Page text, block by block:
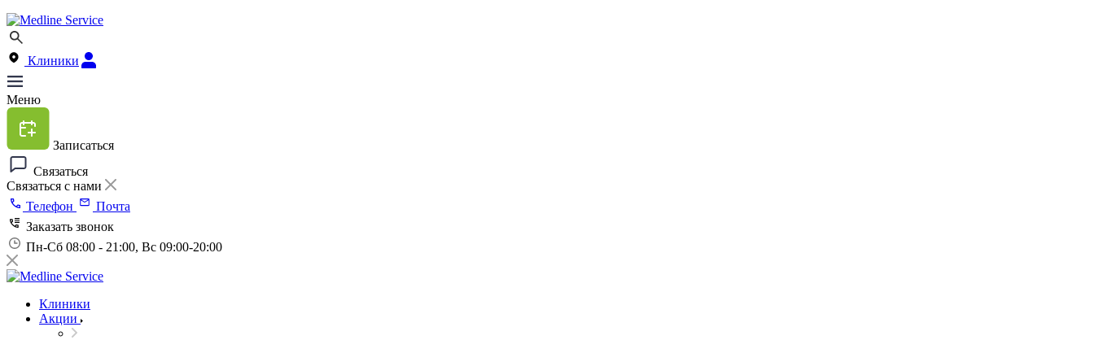
Клиники
Меню
Записаться
Связаться
Связаться с нами
Телефон
Почта
Заказать звонок
Пн-Сб 08:00 - 21:00, Вс 09:00-20:00
Клиники
Акции